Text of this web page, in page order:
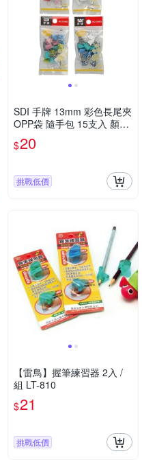
SDI 手牌 13mm 彩色長尾夾
OPP袋 隨手包 15支入 顏色
隨機 / 袋 0248D
$20
挑戰低價
【雷鳥】握筆練習器 2入 /
組 LT-810
$21
挑戰低價